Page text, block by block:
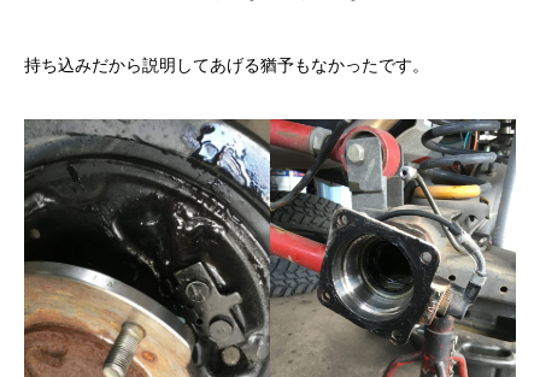
持ち込みだから説明してあげる猶予もなかったです。